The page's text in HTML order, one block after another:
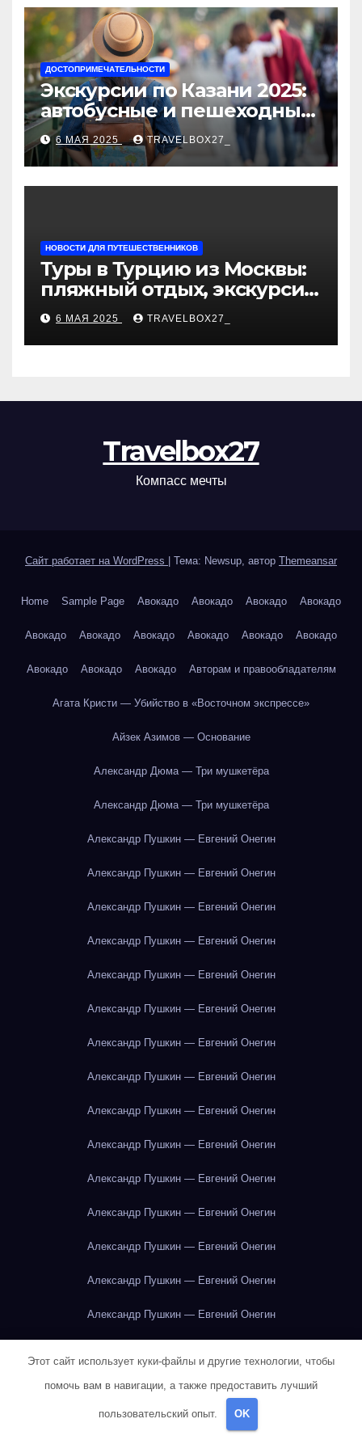
ДОСТОПРИМЕЧАТЕЛЬНОСТИ
Экскурсии по Казани 2025:
автобусные и пешеходные
туры от туроператора
«Казан360»
6 МАЯ 2025 TRAVELBOX27_
НОВОСТИ ДЛЯ ПУТЕШЕСТВЕННИКОВ
Туры в Турцию из Москвы:
пляжный отдых, экскурсии
и лучшие курорты
6 МАЯ 2025 TRAVELBOX27_
Travelbox27
Компасс мечты
Сайт работает на WordPress Тема: Newsup, автор Themeansar
Home Sample Page Авокадо Авокадо Авокадо Авокадо
Авокадо Авокадо Авокадо Авокадо Авокадо Авокадо
Авокадо Авокадо Авокадо Авторам и правообладателям
Агата Кристи — Убийство в «Восточном экспрессе»
Айзек Азимов — Основание
Александр Дюма — Три мушкетёра
Александр Дюма — Три мушкетёра
Александр Пушкин — Евгений Онегин
Александр Пушкин — Евгений Онегин
Александр Пушкин — Евгений Онегин
Александр Пушкин — Евгений Онегин
Александр Пушкин — Евгений Онегин
Александр Пушкин — Евгений Онегин
Александр Пушкин — Евгений Онегин
Александр Пушкин — Евгений Онегин
Александр Пушкин — Евгений Онегин
Александр Пушкин — Евгений Онегин
Александр Пушкин — Евгений Онегин
Александр Пушкин — Евгений Онегин
Александр Пушкин — Евгений Онегин
Александр Пушкин — Евгений Онегин
Александр Пушкин — Евгений Онегин
Альбер Камю — Чума Альбер Камю — Чума
Альбер Камю — Чума Альбер Камю — Чума
Этот сайт использует куки-файлы и другие технологии, чтобы
помочь вам в навигации, а также предоставить лучший
пользовательский опыт. OK